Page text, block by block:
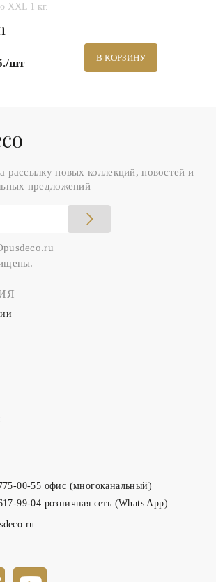
XXL 1 кг.
шт В КОРЗИНУ
рассылку новых коллекций, новостей и
предложений
00-55 офис (многоканальный)
99-04 розничная сеть (Whats App)